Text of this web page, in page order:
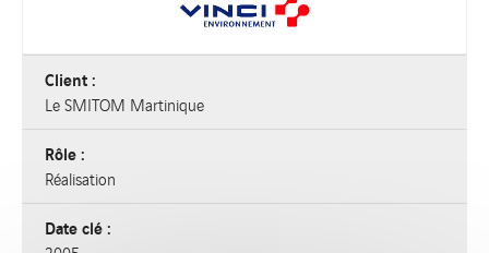
Client :
Le SMITOM Martinique
Rôle :
Réalisation
Date clé :